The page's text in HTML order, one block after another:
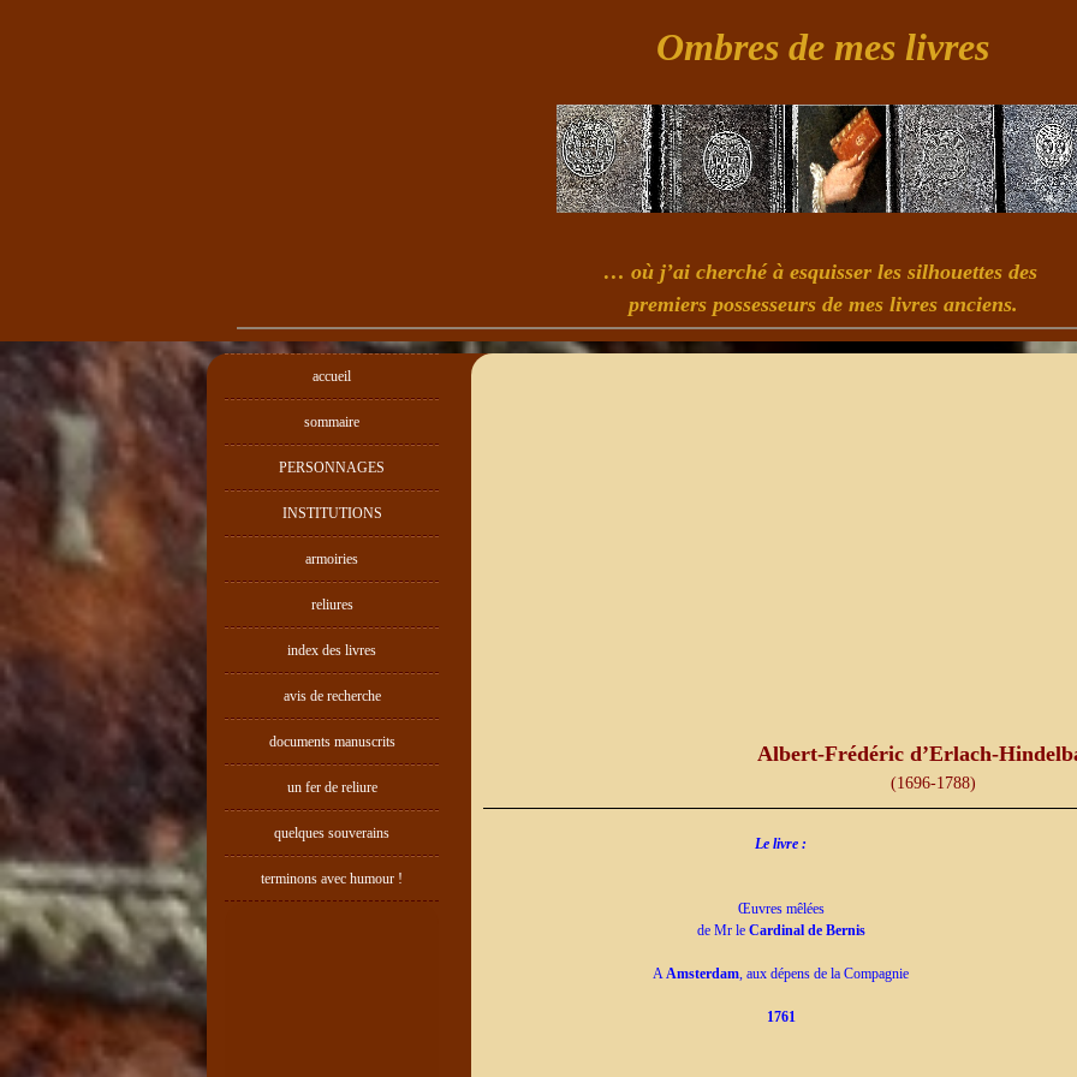
Ombres de mes livres
… où j’ai cherché à esquisser les silhouettes des
premiers possesseurs de mes livres anciens.
accueil
sommaire
PERSONNAGES
INSTITUTIONS
armoiries
reliures
index des livres
avis de recherche
documents manuscrits
un fer de reliure
quelques souverains
terminons avec humour !
Albert-Frédéric d’Erlach-
(1696-1788)
Le livre :
Œuvres mêlées
de Mr leCardinal de Bernis
AAmsterdam, aux dépens de la Compagnie
1761